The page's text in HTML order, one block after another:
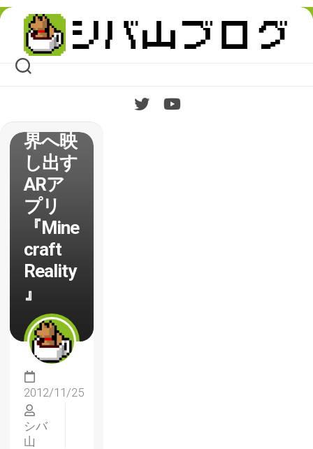
Skip
content
Minecr
aftで
作った
オブジ
実の世
界へ映
し出す
ARア
プリ
『Mine
craft
Reality
』
2012/11/25
シバ
山